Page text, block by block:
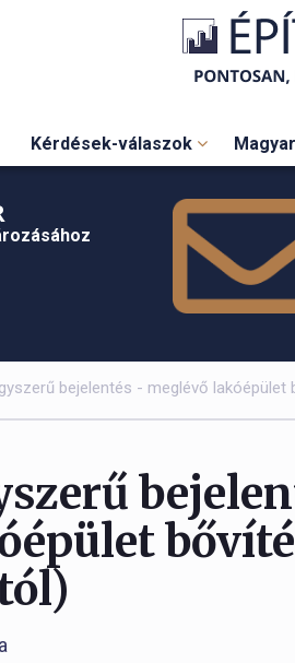
Kérdések-válaszok
bejelentés - meglévő